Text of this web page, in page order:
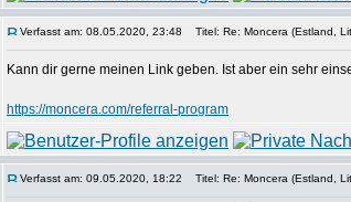
Verfasst am: 08.05.2020, 23:48 Titel: Re: Moncera (Estland,
Kann dir gerne meinen Link geben. Ist aber ein sehr
https://moncera.com/referral-program
Verfasst am: 09.05.2020, 18:22 Titel: Re: Moncera (Estland,